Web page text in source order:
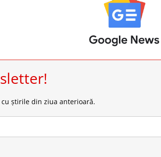
știrile din ziua anterioară.